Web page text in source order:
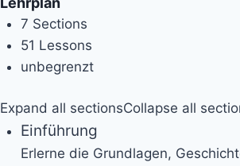
7 Sections
51 Lessons
unbegrenzt
Expand all sectionsCollapse all
Einführung
Erlerne die Grundlagen,